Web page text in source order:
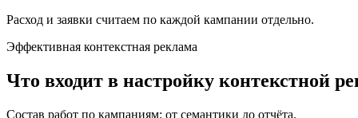
Расход и заявки считаем по каждой кампании отдельно.
Эффективная контекстная реклама
Что входит в настройку контекстной
Состав работ по кампаниям: от семантики до отчёта.